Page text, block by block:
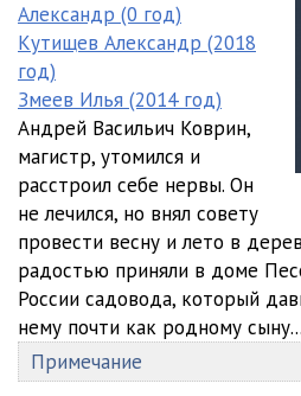
01-09
02-01
02-02
02-03
02-04
02-05
02-06
02-07
Александр (0 год)
Кутищев Александр (2018
год)
Змеев Илья (2014 год)
Андрей Васильич Коврин,
магистр, утомился и
расстроил себе нервы. Он
не лечился, но внял совету
провести весну и лето в
радостью приняли в доме
России садовода, который
нему почти как родному сыну...
Примечание